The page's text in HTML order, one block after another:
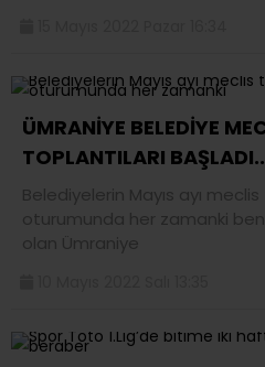
ÜMRANİYE BELEDİYE
TOPLANTILARI BAŞLADI..
Belediyelerin Mayıs ayı meclis
oturumunda her zamanki
olan Ümraniye